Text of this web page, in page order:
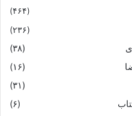
(۴۶۴)
(۲۳۶)
(۳۸)
(۱۶)
(۳۱)
(۶)